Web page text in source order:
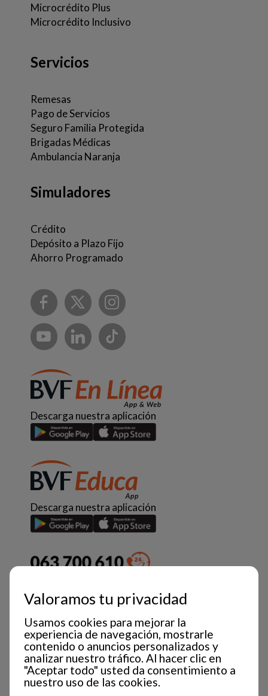
Valoramos tu privacidad
Usamos cookies para mejorar la
experiencia de navegación, mostrarle
contenido o anuncios personalizados y
analizar nuestro tráfico. Al hacer clic en
"Aceptar todo" usted da consentimiento a
nuestro uso de las cookies.
Microcrédito Plus
Microcrédito Inclusivo
Servicios
Remesas
Pago de Servicios
Seguro Familia Protegida
Brigadas Médicas
Ambulancia Naranja
Simuladores
Crédito
Depósito a Plazo Fijo
Ahorro Programado
Descarga nuestra aplicación
Descarga nuestra aplicación